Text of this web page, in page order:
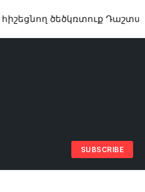
ծեծկռտուք
SUBSCRIBE